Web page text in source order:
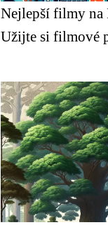
Nejlepší filmy na
Užijte si filmové